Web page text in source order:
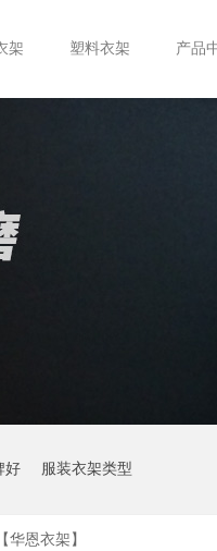
架 塑料衣架 产品
好 服装衣架类型
恩衣架】